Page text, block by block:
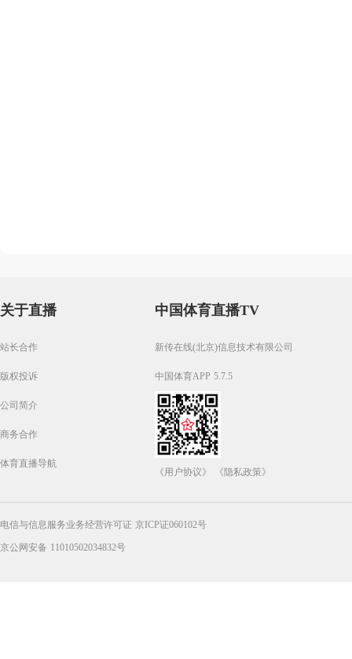
关于直播
站长合作
版权投诉
公司简介
商务合作
体育直播导航
中国体育直播TV
新传在线(北京)信息技术有限公司
中国体育APP 5.7.5
《用户协议》 《隐私政策》
电信与信息服务业务经营许可证 京ICP证060102号
京公网安备 11010502034832号